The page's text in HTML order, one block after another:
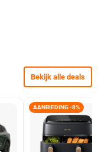
Bekijk alle deals
AANBIEDING -8%